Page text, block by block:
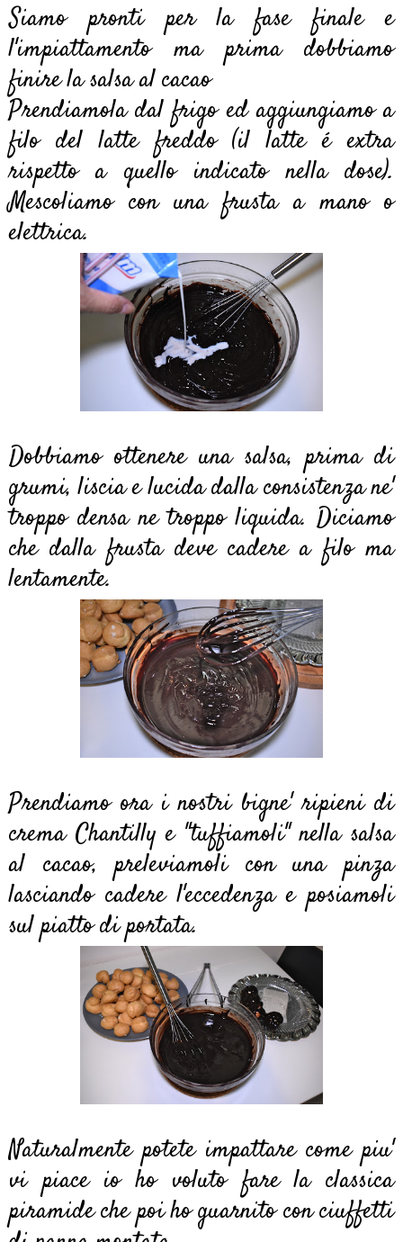
Siamo pronti per la fase finale e
l'impiattamento ma prima dobbiamo
finire la salsa al cacao
Prendiamola dal frigo ed aggiungiamo a
filo del latte freddo (il latte é extra
rispetto a quello indicato nella dose).
Mescoliamo con una frusta a mano o
elettrica.
Dobbiamo ottenere una salsa, prima di
grumi, liscia e lucida dalla consistenza ne'
troppo densa ne troppo liquida. Diciamo
che dalla frusta deve cadere a filo ma
lentamente.
Prendiamo ora i nostri bigne' ripieni di
crema Chantilly e "tuffiamoli" nella salsa
al cacao, preleviamoli con una pinza
lasciando cadere l'eccedenza e posiamoli
sul piatto di portata.
Naturalmente potete impattare come piu'
vi piace io ho voluto fare la classica
piramide che poi ho guarnito con ciuffetti